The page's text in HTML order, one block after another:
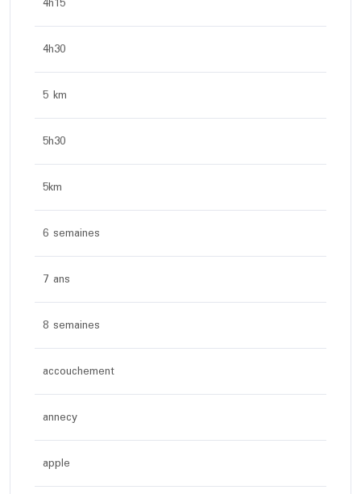
4h30
5 km
5h30
5km
6 semaines
7 ans
8 semaines
accouchement
annecy
apple